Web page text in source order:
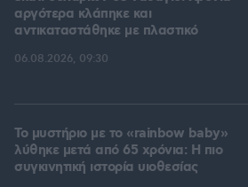
αργότερα κλάπηκε και
αντικαταστάθηκε με πλαστικό
06.08.2026, 09:30
Το μυστήριο με το «rainbow baby»
λύθηκε μετά από 65 χρόνια: Η πιο
συγκινητική ιστορία υιοθεσίας